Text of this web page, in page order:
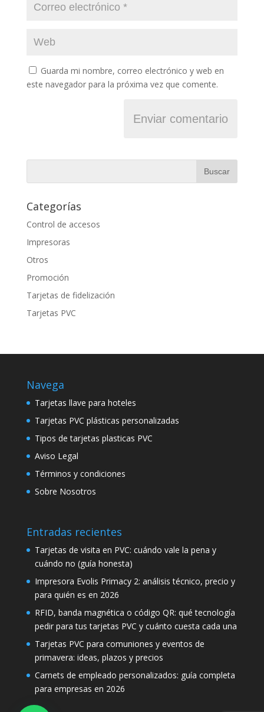
Guarda mi nombre, correo electrónico y web en
este navegador para la próxima vez que comente.
Categorías
Control de accesos
Impresoras
Otros
Promoción
Tarjetas de fidelización
Tarjetas PVC
Navega
Tarjetas llave para hoteles
Tarjetas PVC plásticas personalizadas
Tipos de tarjetas plasticas PVC
Aviso Legal
Términos y condiciones
Sobre Nosotros
Entradas recientes
Tarjetas de visita en PVC: cuándo vale la pena y
cuándo no (guía honesta)
Impresora Evolis Primacy 2: análisis técnico, precio y
para quién es en 2026
RFID, banda magnética o código QR: qué tecnología
pedir para tus tarjetas PVC y cuánto cuesta cada una
Tarjetas PVC para comuniones y eventos de
primavera: ideas, plazos y precios
Carnets de empleado personalizados: guía completa
para empresas en 2026